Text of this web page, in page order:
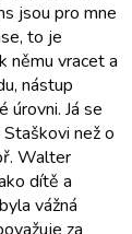
jsou pro mne
to je
němu vracet a
nástup
Já se
než o
Walter
dítě a
vážná
za